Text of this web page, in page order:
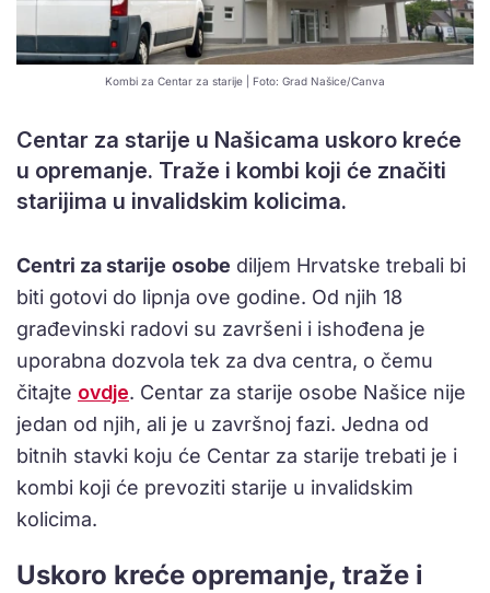
Kombi za Centar za starije | Foto: Grad Našice/Canva
Centar za starije u Našicama uskoro kreće
u opremanje. Traže i kombi koji će značiti
starijima u invalidskim kolicima.
Centri za starije osobe diljem Hrvatske trebali bi
biti gotovi do lipnja ove godine. Od njih 18
građevinski radovi su završeni i ishođena je
uporabna dozvola tek za dva centra, o čemu
čitajte ovdje. Centar za starije osobe Našice nije
jedan od njih, ali je u završnoj fazi. Jedna od
bitnih stavki koju će Centar za starije trebati je i
kombi koji će prevoziti starije u invalidskim
kolicima.
Uskoro kreće opremanje, traže i